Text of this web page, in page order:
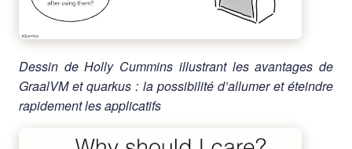
Dessin de Holly Cummins illustrant les avantages de
GraalVM et quarkus : la possibilité d’allumer et éteindre
rapidement les applicatifs